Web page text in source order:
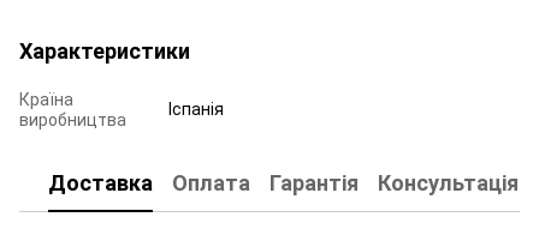
Характеристики
Країна
виробництва
Іспанія
Доставка Оплата Гарантія Консультація